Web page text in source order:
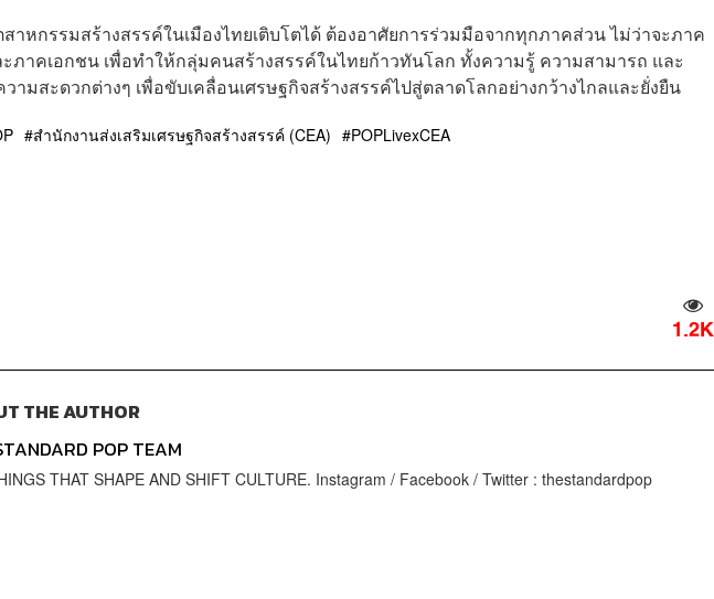
าหกรรมสร้างสรรค์ในเมืองไทยเติบโตได้ ต้องอาศัยการร่วมมือจากทุกภาคส่วน ไม่ว่าจะภาค
ภาคเอกชน เพื่อทำให้กลุ่มคนสร้างสรรค์ในไทยก้าวทันโลก ทั้งความรู้ ความสามารถ และ
วามสะดวกต่างๆ เพื่อขับเคลื่อนเศรษฐกิจสร้างสรรค์ไปสู่ตลาดโลกอย่างกว้างไกลและยั่งยืน
สํานักงานส่งเสริมเศรษฐกิจสร้างสรรค์ (CEA) POPLivexCEA
1.2K
THE AUTHOR
POP TEAM
THAT SHAPE AND SHIFT CULTURE. Instagram / Facebook / Twitter : thestandardpop